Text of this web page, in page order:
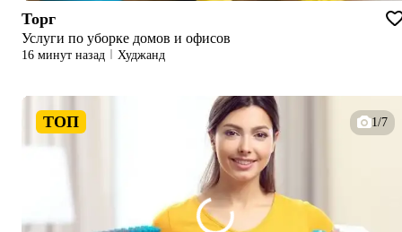
Торг
Услуги по уборке домов и офисов
16 минут назад Худжанд
ТОП 1/7